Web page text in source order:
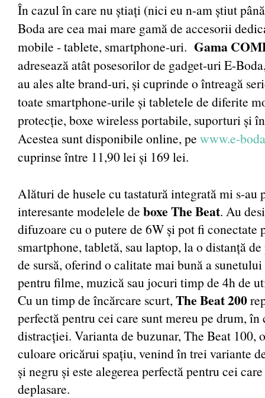
În cazul în care nu știați (nici eu n-am știut
Boda are cea mai mare gamă de accesorii
mobile - tablete, smartphone-uri. Gama
adresează atât posesorilor de gadget-uri E-
au ales alte brand-uri, și cuprinde o întreagă
toate smartphone-urile și tabletele de diferite
protecție, boxe wireless portabile, suporturi și
Acestea sunt disponibile online, pe www.e-
cuprinse între 11,90 lei și 169 lei.
Alături de husele cu tastatură integrată mi s-au
interesante modelele de boxe The Beat. Au
difuzoare cu o putere de 6W și pot fi conectate
smartphone, tabletă, sau laptop, la o distanță
de sursă, oferind o calitate mai bună a
pentru filme, muzică sau jocuri timp de 4h de
Cu un timp de încărcare scurt, The Beat 200
perfectă pentru cei care sunt mereu pe drum, în
distracției. Varianta de buzunar, The Beat 100,
culoare oricărui spațiu, venind în trei variante
și negru și este alegerea perfectă pentru cei
deplasare.